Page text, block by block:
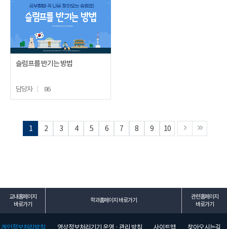
슬럼프를 반기는 방법
담당자 86
1 2 3 4 5 6 7 8 9 10
교내홈페이지
바로가기
학과홈페이지 바로가기
관련홈페이지
바로가기